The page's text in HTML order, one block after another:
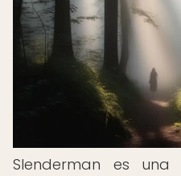
Slenderman es